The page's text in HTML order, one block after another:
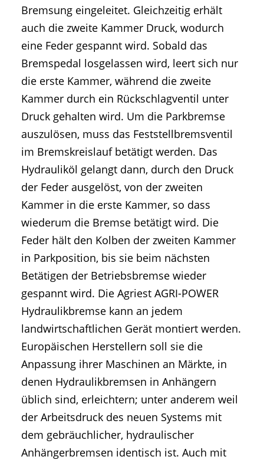
Bremsung eingeleitet. Gleichzeitig erhält
auch die zweite Kammer Druck, wodurch
eine Feder gespannt wird. Sobald das
Bremspedal losgelassen wird, leert sich nur
die erste Kammer, während die zweite
Kammer durch ein Rückschlagventil unter
Druck gehalten wird. Um die Parkbremse
auszulösen, muss das Feststellbremsventil
im Bremskreislauf betätigt werden. Das
Hydrauliköl gelangt dann, durch den Druck
der Feder ausgelöst, von der zweiten
Kammer in die erste Kammer, so dass
wiederum die Bremse betätigt wird. Die
Feder hält den Kolben der zweiten Kammer
in Parkposition, bis sie beim nächsten
Betätigen der Betriebsbremse wieder
gespannt wird. Die Agriest AGRI-POWER
Hydraulikbremse kann an jedem
landwirtschaftlichen Gerät montiert werden.
Europäischen Herstellern soll sie die
Anpassung ihrer Maschinen an Märkte, in
denen Hydraulikbremsen in Anhängern
üblich sind, erleichtern; unter anderem weil
der Arbeitsdruck des neuen Systems mit
dem gebräuchlicher, hydraulischer
Anhängerbremsen identisch ist. Auch mit